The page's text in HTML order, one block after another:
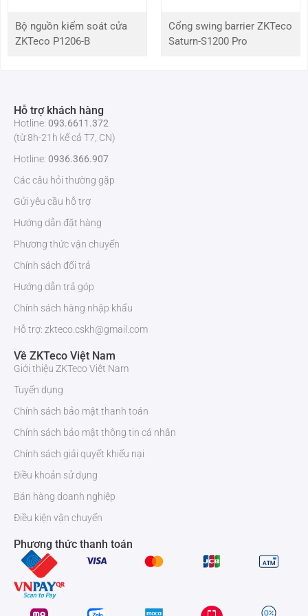
Kích thước (L x W x
103.5 x 86 x 19 (mm) (±3mm)
nhận báo giá tốt nhất, vui lòng liên hệ:
cam kết mang đến cho sản phẩm chất lượng với mức giá cạnh tranh
nhất. Hãy liên hệ ngay để được tư vấn và hỗ trợ tốt nhất!
Bộ nguồn kiểm soát cửa
ZKTeco P1206-B
Cổng swing barrier ZKTeco
Saturn-S1200 Pro
Hỗ trợ khách hàng
Hotline: 093.6611.372
(từ 8h-21h kể cả T7, CN)
Hotline: 0936.366.907
Các câu hỏi thường gặp
Gửi yêu cầu hỗ trợ
Hướng dẫn đặt hàng
Phương thức vận chuyển
Chính sách đổi trả
Hướng dẫn trả góp
Chính sách hàng nhập khẩu
Hỗ trợ: zkteco.cskh@gmail.com
Về ZKTeco Việt Nam
Giới thiệu ZKTeco Việt Nam
Tuyển dụng
Chính sách bảo mật thanh toán
Chính sách bảo mật thông tin cá nhân
Chính sách giải quyết khiếu nại
Điều khoản sử dụng
Bán hàng doanh nghiệp
Điều kiện vận chuyển
Phương thức thanh toán